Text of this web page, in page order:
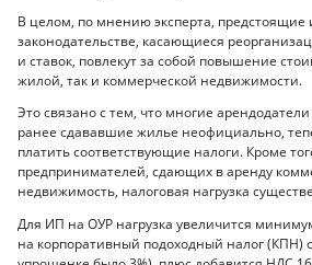
В целом, по мнению эксперта, предстоящие
законодательстве, касающиеся
и ставок, повлекут за собой повышение
жилой, так и коммерческой недвижимости.
Это связано с тем, что многие
ранее сдававшие жилье неофициально,
платить соответствующие налоги. Кроме
предпринимателей, сдающих в аренду
недвижимость, налоговая нагрузка
Для ИП на ОУР нагрузка увеличится
на корпоративный подоходный налог (КПН)